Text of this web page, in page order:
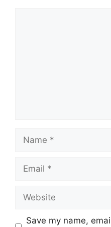
Save my name,